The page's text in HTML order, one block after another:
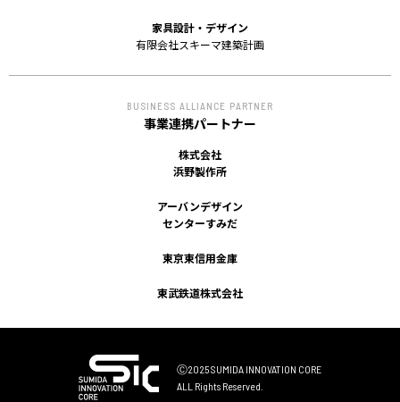
家具設計・デザイン
有限会社スキーマ建築計画
BUSINESS ALLIANCE PARTNER
事業連携パートナー
株式会社
浜野製作所
アーバンデザイン
センターすみだ
東京東信用金庫
東武鉄道株式会社
Ⓒ2025 SUMIDA INNOVATION CORE
ALL Rights Reserved.